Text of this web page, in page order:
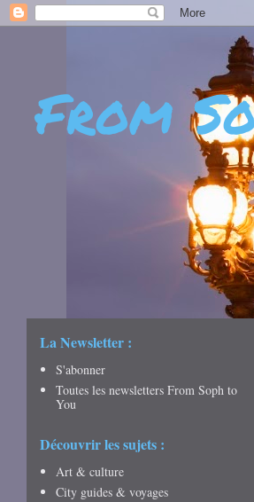
From
-
La Newsletter :
S'abonner
Toutes les newsletters From Soph to
You
Découvrir les sujets :
Art & culture
City guides & voyages